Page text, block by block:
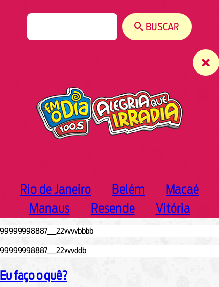
BUSCAR
Rio de Janeiro Belém
Macaé
Manaus
Resende Vitória
Eu faço o quê?